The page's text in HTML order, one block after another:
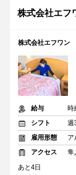
株式会社エフ
株式会社エフワ
給与
時
シフト
雇用形態
ア
アクセス
隼
あと4日